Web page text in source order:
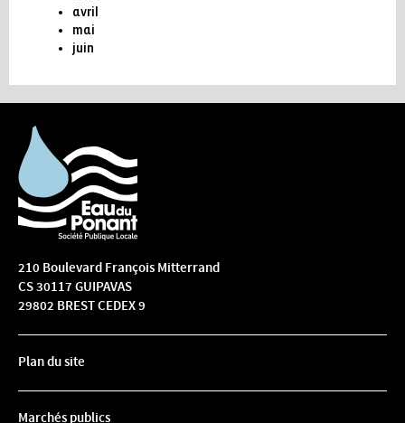
avril
mai
juin
210 Boulevard François Mitterrand
CS 30117 GUIPAVAS
29802 BREST CEDEX 9
Plan du site
Marchés publics